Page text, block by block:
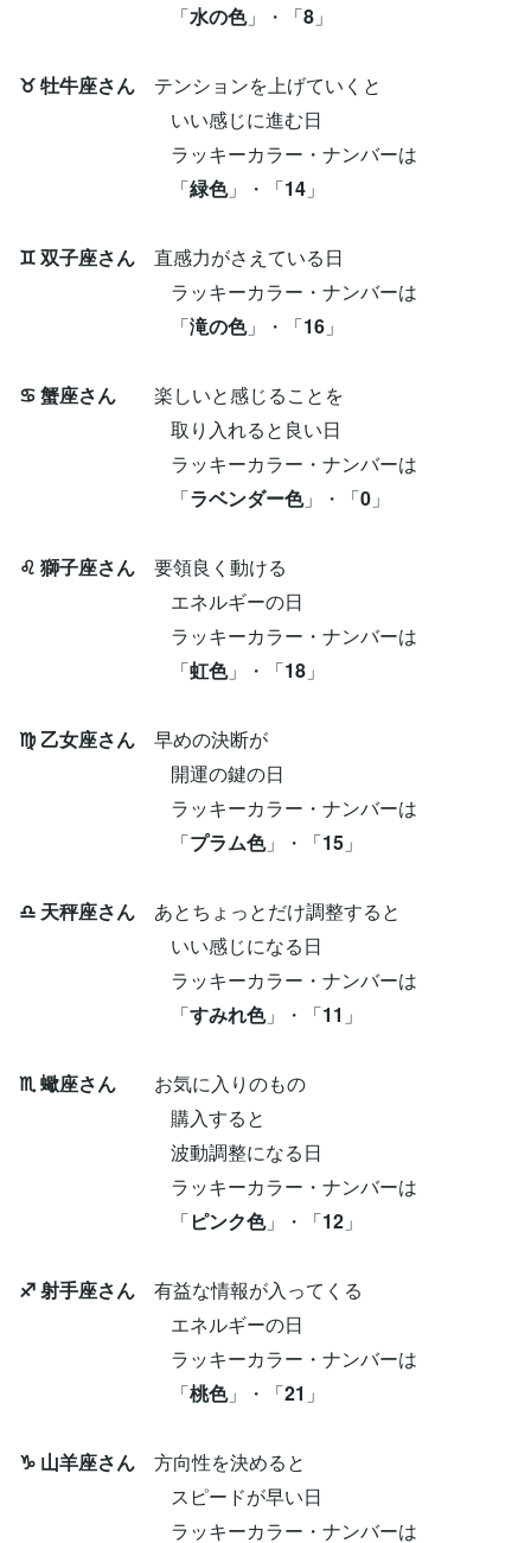
「水の色」・「8 」
♉ 牡牛座さん テンションを上げていくと
いい感じに進む日
ラッキーカラー・ナンバーは
「緑色」・「14 」
♊ 双子座さん 直感力がさえている日
ラッキーカラー・ナンバーは
「滝の色」・「16 」
♋ 蟹座さん 楽しいと感じることを
取り入れると良い日
ラッキーカラー・ナンバーは
「ラベンダー色」・「0 」
♌ 獅子座さん 要領良く動ける
エネルギーの日
ラッキーカラー・ナンバーは
「虹色」・「18 」
♍ 乙女座さん 早めの決断が
開運の鍵の日
ラッキーカラー・ナンバーは
「プラム色」・「15 」
♎ 天秤座さん あとちょっとだけ調整すると
いい感じになる日
ラッキーカラー・ナンバーは
「すみれ色」・「11 」
♏ 蠍座さん お気に入りのもの
購入すると
波動調整になる日
ラッキーカラー・ナンバーは
「ピンク色」・「12 」
♐ 射手座さん 有益な情報が入ってくる
エネルギーの日
ラッキーカラー・ナンバーは
「桃色」・「21 」
♑ 山羊座さん 方向性を決めると
スピードが早い日
ラッキーカラー・ナンバーは